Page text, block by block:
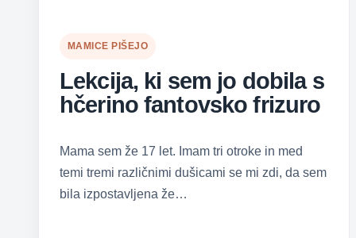
MAMICE PIŠEJO
Lekcija, ki sem jo dobila s
hčerino fantovsko frizuro
Mama sem že 17 let. Imam tri otroke in med
temi tremi različnimi dušicami se mi zdi, da sem
bila izpostavljena že…